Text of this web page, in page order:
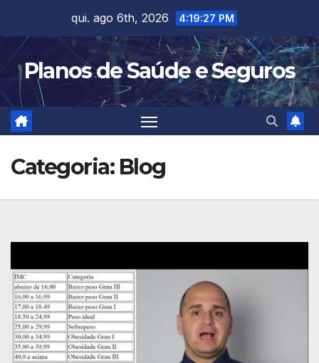
content
qui. ago 6th, 2026 4:19:28 PM
Planos de Saúde e Seguros
Categoria: Blog